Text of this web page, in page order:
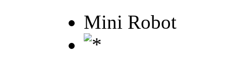
Mini Robot